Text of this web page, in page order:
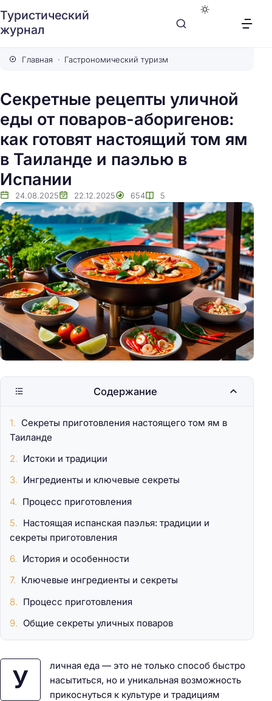
Туристический
журнал
Главная Гастрономический туризм
Секретные рецепты уличной
еды от поваров-аборигенов:
как готовят настоящий том ям
в Таиланде и паэлью в
Испании
24.08.2025 22.12.2025 654 5
У
личная еда — это не только способ быстро
насытиться, но и уникальная возможность
прикоснуться к культуре и традициям
Содержание
Секреты приготовления настоящего том ям в
Таиланде
Истоки и традиции
Ингредиенты и ключевые секреты
Процесс приготовления
Настоящая испанская паэлья: традиции и
секреты приготовления
История и особенности
Ключевые ингредиенты и секреты
Процесс приготовления
Общие секреты уличных поваров